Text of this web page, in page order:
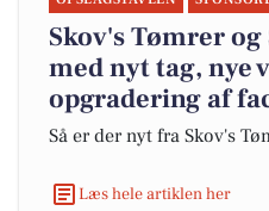
Skov's Tømrer
med nyt tag, nye
opgradering af
Så er der nyt fra Skov's
Læs hele artiklen her